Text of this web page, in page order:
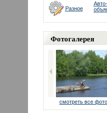
Разное
Авто-
Фотогалерея
смотреть все